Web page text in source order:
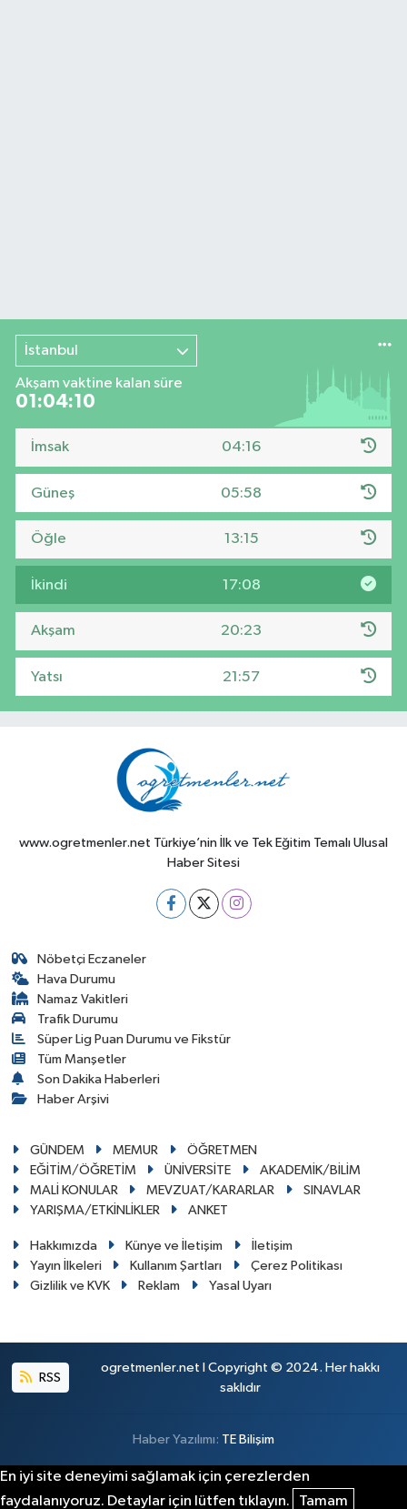
İstanbul
Akşam vaktine kalan süre
01:04:09
İmsak 04:16
Güneş 05:58
Öğle 13:15
İkindi 17:08
Akşam 20:23
Yatsı 21:57
www.ogretmenler.net Türkiye’nin İlk ve Tek Eğitim Temalı Ulusal
Haber Sitesi
Nöbetçi Eczaneler
Hava Durumu
Namaz Vakitleri
Trafik Durumu
Süper Lig Puan Durumu ve Fikstür
Tüm Manşetler
Son Dakika Haberleri
Haber Arşivi
GÜNDEM MEMUR
ÖĞRETMEN
EĞİTİM/ÖĞRETİM
ÜNİVERSİTE
AKADEMİK/BİLİM
MALİ KONULAR
MEVZUAT/KARARLAR
SINAVLAR
YARIŞMA/ETKİNLİKLER
ANKET
Hakkımızda Künye ve İletişim
İletişim
Yayın İlkeleri
Kullanım Şartları
Çerez Politikası
Gizlilik ve KVK
Reklam Yasal Uyarı
RSS
ogretmenler.net I Copyright © 2024. Her hakkı
saklıdır
Haber Yazılımı: TE Bilişim
En iyi site deneyimi sağlamak için çerezlerden
faydalanıyoruz. Detaylar için lütfen tıklayın.
Tamam